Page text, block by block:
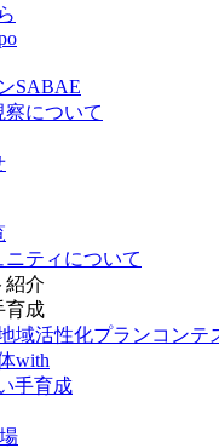
SABAE
について
ティについて
紹介
育成
域活性化プランコンテ
with
手育成